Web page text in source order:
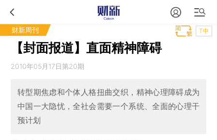
财新周刊 T中
【封面报道】直面精神障碍
2010年05月17日第20期
转型期焦虑和个体人格扭曲交织，精神心理障碍成为
中国一大隐忧，全社会需要一个系统、全面的心理干
预计划